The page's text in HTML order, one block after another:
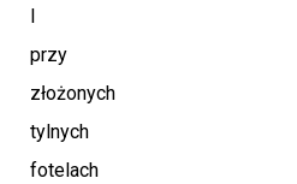
l
przy
złożonych
tylnych
fotelach